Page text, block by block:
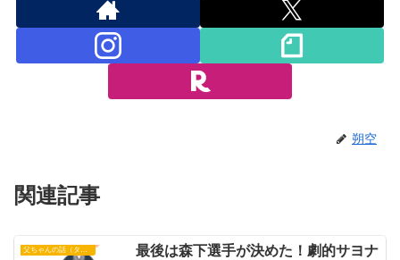
朔空
関連記事
父ちゃんの話（タイガース）
最後は森下選手が決めた！劇的サヨナ